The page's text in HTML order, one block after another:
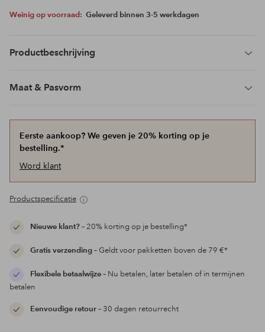
Weinig op voorraad: Geleverd binnen 3-5 werkdagen
Productbeschrijving
Maat & Pasvorm
Eerste aankoop? We geven je 20% korting op je
bestelling.*
Word klant
Productspecificatie
Nieuwe klant?– 20% korting op je bestelling*
Gratis verzending– Geldt voor pakketten boven de 79 €*
Flexibele betaalwijze– Nu betalen, later betalen of in termijnen
betalen
Eenvoudige retour– 30 dagen retourrecht